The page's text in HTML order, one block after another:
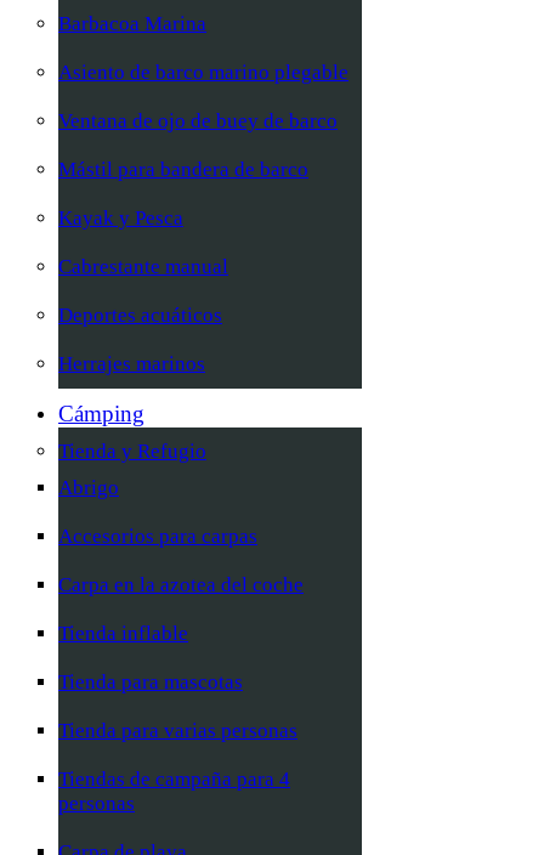
Barbacoa Marina
Asiento de barco marino plegable
Ventana de ojo de buey de barco
Mástil para bandera de barco
Kayak y Pesca
Cabrestante manual
Deportes acuáticos
Herrajes marinos
Cámping
Tienda y Refugio
Abrigo
Accesorios para carpas
Carpa en la azotea del coche
Tienda inflable
Tienda para mascotas
Tienda para varias personas
Tiendas de campaña para 4
personas